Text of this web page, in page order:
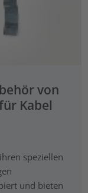
von
Kabel
speziellen
und bieten